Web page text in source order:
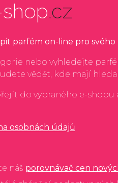
.cz
parfém on-line pro
nebo vyhledejte
vědět, kde mají
do vybraného e-shopu
osobnách údajů
náš porovnávač cen